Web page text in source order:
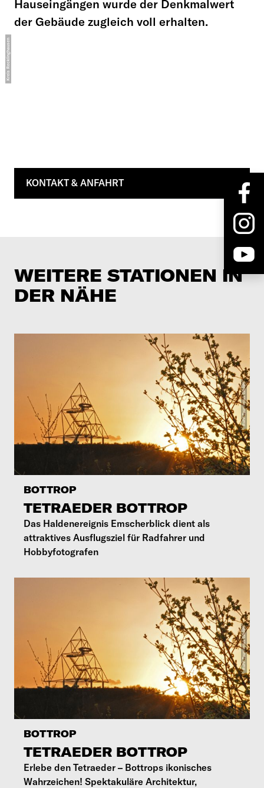
Hauseingängen wurde der Denkmalwert
der Gebäude zugleich voll erhalten.
KONTAKT & ANFAHRT
WEITERE STATIONEN IN
DER NÄHE
BOTTROP
TETRAEDER BOTTROP
Das Haldenereignis Emscherblick dient als
attraktives Ausflugsziel für Radfahrer und
Hobbyfotografen
BOTTROP
TETRAEDER BOTTROP
Erlebe den Tetraeder – Bottrops ikonisches
Wahrzeichen! Spektakuläre Architektur,